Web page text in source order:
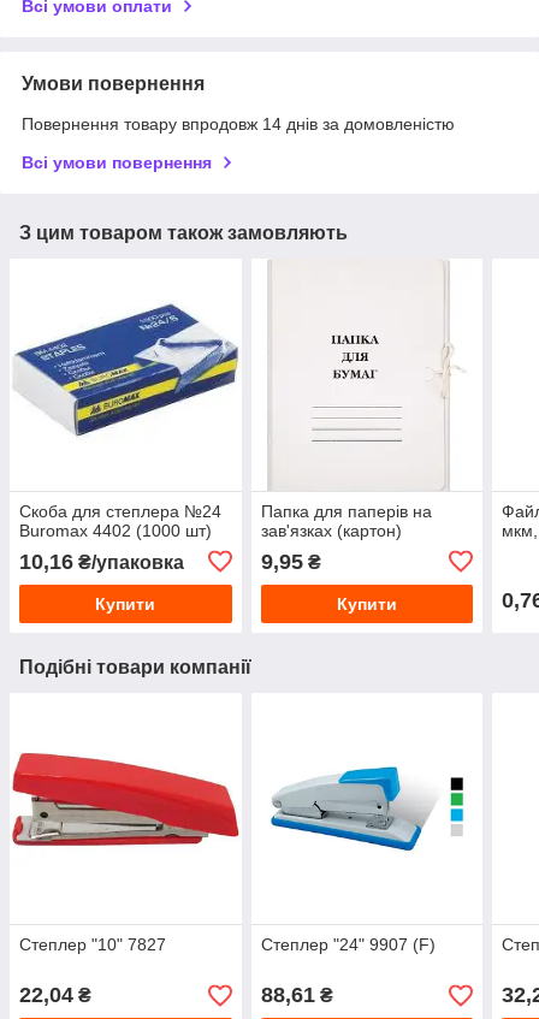
Всі умови оплати
Умови повернення
Повернення товару впродовж 14 днів за домовленістю
Всі умови повернення
З цим товаром також замовляють
Скоба для степлера №24
Buromax 4402 (1000 шт)
10,16 ₴/упаковка
Купити
Папка для паперів на
зав'язках (картон)
9,95₴
Купити
Подібні товари компанії
Степлер "10" 7827
22,04 ₴
Степлер "24" 9907 (F)
88,61₴